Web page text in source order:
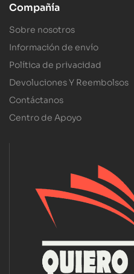
Compañía
Sobre nosotros
Información de envío
Política de privacidad
Devoluciones Y Reembolsos
Contáctanos
Centro de Apoyo